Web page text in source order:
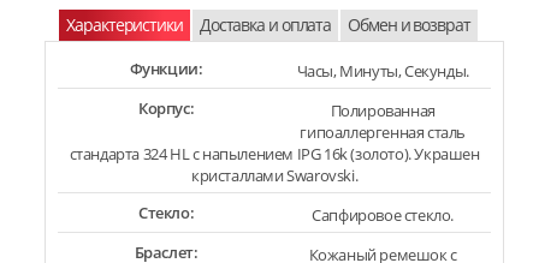
Характеристики Доставка и оплата Обмен и возврат
Функции:
Часы, Минуты, Секунды.
Корпус:
Полированная
гипоаллергенная сталь
стандарта 324 HL с напылением IPG 16k (золото). Украшен
кристаллами Swarovski.
Стекло:
Сапфировое стекло.
Браслет:
Кожаный ремешок с